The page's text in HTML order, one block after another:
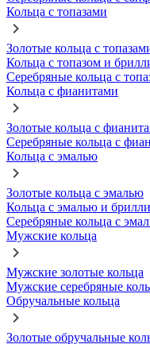
Кольца с топазами
Золотые кольца с
Кольца с топазом и
Серебряные кольца с
Кольца с фианитами
Золотые кольца с
Серебряные кольца с
Кольца с эмалью
Золотые кольца с эмалью
Кольца с эмалью и
Серебряные кольца с
Мужские кольца
Мужские золотые кольца
Мужские серебряные
Обручальные кольца
Золотые обручальные